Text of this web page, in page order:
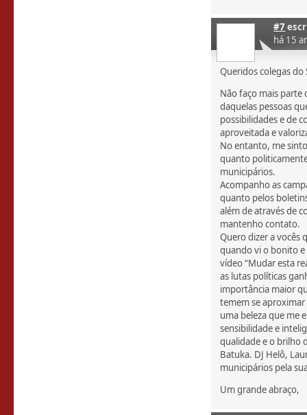
#7
há 15
Queridos colegas
Não faço mais parte
daquelas pessoas
possibilidades e de
aproveitada e
No entanto, me
quanto
municipários.
Acompanho as
quanto pelos
além de através de
mantenho contato.
Quero dizer a vocês
quando vi o bonito
vídeo “Mudar esta
as lutas políticas
importância maior
temem se
uma beleza que me
sensibilidade e
qualidade e o brilho
Batuka. DJ Helô,
municipários pela
Um grande abraço,